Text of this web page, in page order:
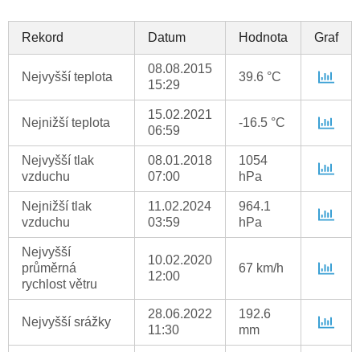
Rekord Datum Hodnota Graf
Nejvyšší teplota
08.08.2015
15:29
39.6 °C
Nejnižší teplota
15.02.2021
06:59
-16.5 °C
Nejvyšší tlak
vzduchu
08.01.2018
07:00
1054
hPa
Nejnižší tlak
vzduchu
11.02.2024
03:59
964.1
hPa
Nejvyšší
průměrná
rychlost větru
10.02.2020
12:00
67 km/h
Nejvyšší srážky
28.06.2022
11:30
192.6
mm